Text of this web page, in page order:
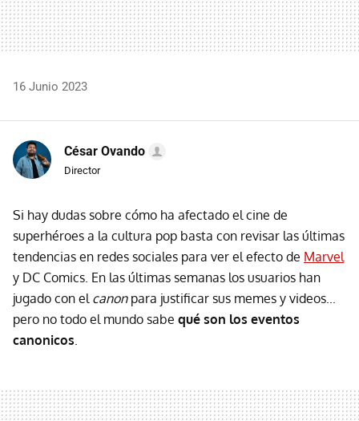
16 Junio 2023
César Ovando
Director
Si hay dudas sobre cómo ha afectado el cine de
superhéroes a la cultura pop basta con revisar las últimas
tendencias en redes sociales para ver el efecto de Marvel
y DC Comics. En las últimas semanas los usuarios han
jugado con el canonpara justificar sus memes y videos...
pero no todo el mundo sabe qué son los eventos
canonicos